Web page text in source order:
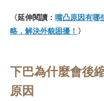
〈延伸閱讀： 嘴凸原因有哪
略，解決外貌困擾！ 〉
下巴為什麼會後
原因